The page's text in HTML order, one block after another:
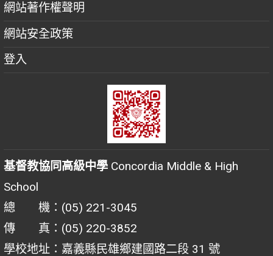
網站著作權聲明
網站安全政策
登入
基督教協同高級中學 Concordia Middle & High
School
總 機：(05) 221-3045
傳 真：(05) 220-3852
學校地址：嘉義縣民雄鄉建國路二段 31 號